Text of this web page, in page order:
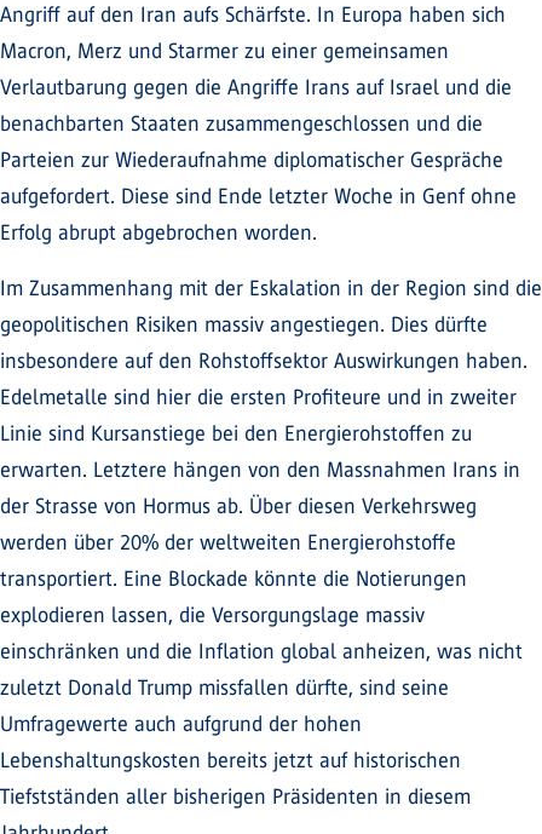
Angriff auf den Iran aufs Schärfste. In Europa haben sich
Macron, Merz und Starmer zu einer gemeinsamen
Verlautbarung gegen die Angriffe Irans auf Israel und die
benachbarten Staaten zusammengeschlossen und die
Parteien zur Wiederaufnahme diplomatischer Gespräche
aufgefordert. Diese sind Ende letzter Woche in Genf ohne
Erfolg abrupt abgebrochen worden.
Im Zusammenhang mit der Eskalation in der Region sind die
geopolitischen Risiken massiv angestiegen. Dies dürfte
insbesondere auf den Rohstoffsektor Auswirkungen haben.
Edelmetalle sind hier die ersten Profiteure und in zweiter
Linie sind Kursanstiege bei den Energierohstoffen zu
erwarten. Letztere hängen von den Massnahmen Irans in
der Strasse von Hormus ab. Über diesen Verkehrsweg
werden über 20% der weltweiten Energierohstoffe
transportiert. Eine Blockade könnte die Notierungen
explodieren lassen, die Versorgungslage massiv
einschränken und die Inflation global anheizen, was nicht
zuletzt Donald Trump missfallen dürfte, sind seine
Umfragewerte auch aufgrund der hohen
Lebenshaltungskosten bereits jetzt auf historischen
Tiefstständen aller bisherigen Präsidenten in diesem